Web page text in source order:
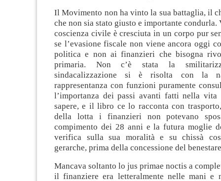
Il Movimento non ha vinto la sua battaglia, il
che non sia stato giusto e importante condurla.
coscienza civile è cresciuta in un corpo pur
se l’evasione fiscale non viene ancora oggi
politica e non ai finanzieri che bisogna
primaria. Non c’è stata la
sindacalizzazione si è risolta con la
rappresentanza con funzioni puramente
l’importanza dei passi avanti fatti nella vita
sapere, e il libro ce lo racconta con
della lotta i finanzieri non potevano
compimento dei 28 anni e la futura moglie
verifica sulla sua moralità e su chissà
gerarche, prima della concessione del
Mancava soltanto lo jus primae noctis a
il finanziere era letteralmente nelle mani e